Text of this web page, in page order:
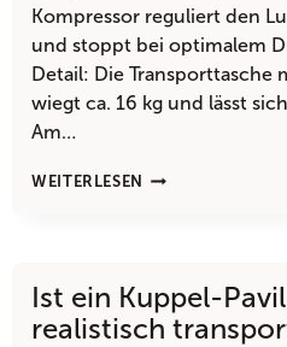
Kompressor reguliert den
und stoppt bei optimalem
Detail: Die Transporttasche
wiegt ca. 16 kg und lässt
Am…
WEITERLESEN
KANN
PAVILLON
3×3
AUFBAUEN?
Ist ein Kuppel-
realistisch